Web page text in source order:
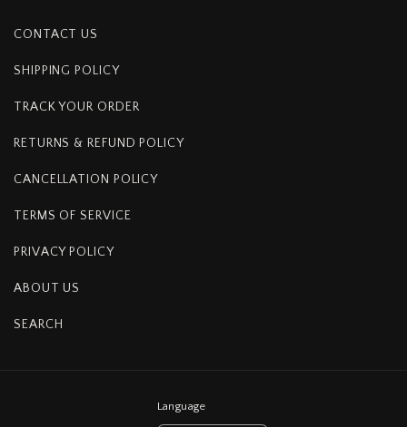
CONTACT US
SHIPPING POLICY
TRACK YOUR ORDER
RETURNS & REFUND POLICY
CANCELLATION POLICY
TERMS OF SERVICE
PRIVACY POLICY
ABOUT US
SEARCH
Language